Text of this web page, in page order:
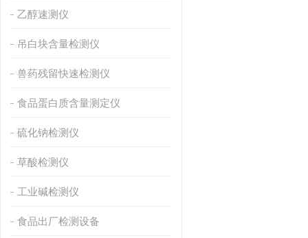
乙醇速测仪
吊白块含量检测仪
兽药残留快速检测仪
食品蛋白质含量测定仪
硫化钠检测仪
草酸检测仪
工业碱检测仪
食品出厂检测设备